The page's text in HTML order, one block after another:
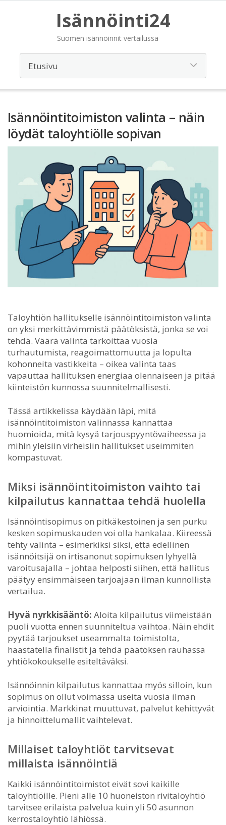
Isännöinti24
Suomen isännöinnit vertailussa
Isännöintitoimiston valinta – näin
löydät taloyhtiölle sopivan
Taloyhtiön hallitukselle isännöintitoimiston valinta
on yksi merkittävimmistä päätöksistä, jonka se voi
tehdä. Väärä valinta tarkoittaa vuosia
turhautumista, reagoimattomuutta ja lopulta
kohonneita vastikkeita – oikea valinta taas
vapauttaa hallituksen energiaa olennaiseen ja pitää
kiinteistön kunnossa suunnitelmallisesti.
Tässä artikkelissa käydään läpi, mitä
isännöintitoimiston valinnassa kannattaa
huomioida, mitä kysyä tarjouspyyntövaiheessa ja
mihin yleisiin virheisiin hallitukset useimmiten
kompastuvat.
Miksi isännöintitoimiston vaihto tai
kilpailutus kannattaa tehdä huolella
Isännöintisopimus on pitkäkestoinen ja sen purku
kesken sopimuskauden voi olla hankalaa. Kiireessä
tehty valinta – esimerkiksi siksi, että edellinen
isännöitsijä on irtisanonut sopimuksen lyhyellä
varoitusajalla – johtaa helposti siihen, että hallitus
päätyy ensimmäiseen tarjoajaan ilman kunnollista
vertailua.
Hyvä nyrkkisääntö: Aloita kilpailutus viimeistään
puoli vuotta ennen suunniteltua vaihtoa. Näin ehdit
pyytää tarjoukset useammalta toimistolta,
haastatella finalistit ja tehdä päätöksen rauhassa
yhtiökokoukselle esiteltäväksi.
Isännöinnin kilpailutus kannattaa myös silloin, kun
sopimus on ollut voimassa useita vuosia ilman
arviointia. Markkinat muuttuvat, palvelut kehittyvät
ja hinnoittelumallit vaihtelevat.
Millaiset taloyhtiöt tarvitsevat
millaista isännöintiä
Kaikki isännöintitoimistot eivät sovi kaikille
taloyhtiöille. Pieni alle 10 huoneiston rivitaloyhtiö
tarvitsee erilaista palvelua kuin yli 50 asunnon
kerrostaloyhtiö lähiössä.